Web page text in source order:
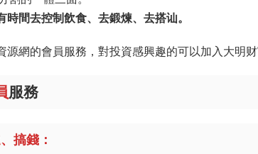
間去控制飲食、去鍛煉、去搭讪。
網的會員服務，對投資感興趣的可以加入大明
服務
搞錢：